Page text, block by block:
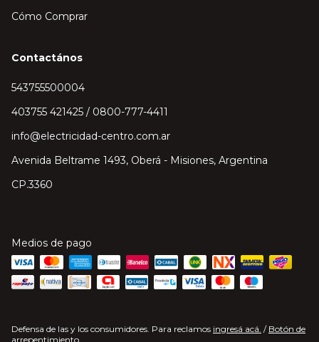
Cómo Comprar
Contactános
543755500004
403755 421425 / 0800-777-4411
info@electricidad-centro.com.ar
Avenida Beltrame 1493, Oberá - Misiones, Argentina
CP.3360
Medios de pago
Defensa de las y los consumidores. Para reclamos ingresá acá. / Botón de
arrepentimiento